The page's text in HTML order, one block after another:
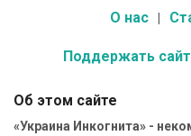
О нас
Поддержать сайт
Об этом сайте
«Украина Инкогнита» -